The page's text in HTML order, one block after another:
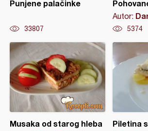
Punjene palačinke
33807
Autor:
5374
Musaka od starog hleba Piletina